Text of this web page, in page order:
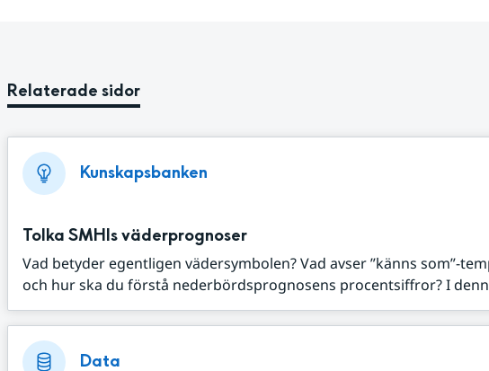
Relaterade sidor
Kunskapsbanken
Tolka SMHIs väderprognoser
Vad betyder egentligen vädersymbolen? Vad avser ”känns som”-
och hur ska du förstå nederbördsprognosens procentsiffror? I
Data